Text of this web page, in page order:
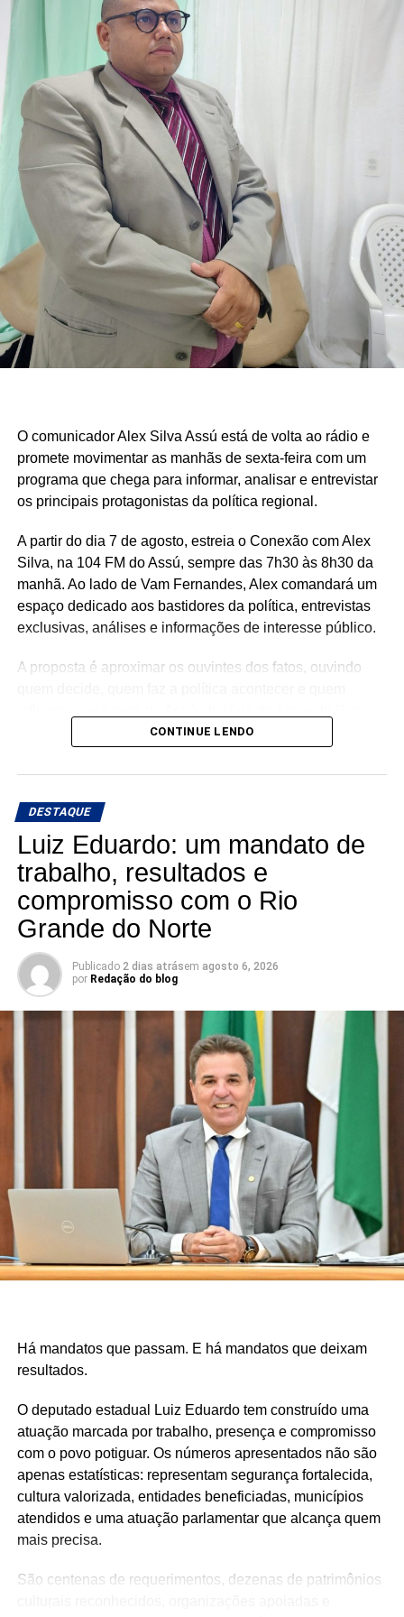
O comunicador Alex Silva Assú está de volta ao rádio e
promete movimentar as manhãs de sexta-feira com um
programa que chega para informar, analisar e entrevistar
os principais protagonistas da política regional.
A partir do dia 7 de agosto, estreia o Conexão com Alex
Silva, na 104 FM do Assú, sempre das 7h30 às 8h30 da
manhã. Ao lado de Vam Fernandes, Alex comandará um
espaço dedicado aos bastidores da política, entrevistas
exclusivas, análises e informações de interesse público.
A proposta é aproximar os ouvintes dos fatos, ouvindo
🎙️ O rádio ganha um novo espaço para o debate, a
Conexão com Alex Silva: onde a notícia ganha voz e os
bastidores viram informação.
📅 Estreia: 7 de agosto
📻 104 FM do Assú
🕢 Toda sexta-feira, das 7h30 às 8h30 da manhã.
CONTINUE LENDO
DESTAQUE
Luiz Eduardo: um mandato de
trabalho, resultados e
compromisso com o Rio
Grande do Norte
Publicado 2 dias atrásem agosto 6, 2026
por Redação do blog
Há mandatos que passam. E há mandatos que deixam
resultados.
O deputado estadual Luiz Eduardo tem construído uma
atuação marcada por trabalho, presença e compromisso
com o povo potiguar. Os números apresentados não são
apenas estatísticas: representam segurança fortalecida,
cultura valorizada, entidades beneficiadas, municípios
atendidos e uma atuação parlamentar que alcança quem
mais precisa.
São centenas de requerimentos, dezenas de patrimônios